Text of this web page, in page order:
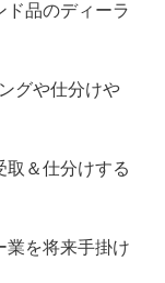
ド品のディーラ
グや仕分けや
取＆仕分けする
業を将来手掛け